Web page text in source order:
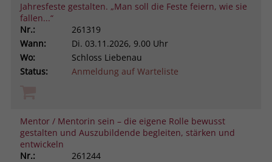
Jahresfeste gestalten. „Man soll die Feste feiern, wie sie
fallen...“
Nr.:
261319
Wann:
Di. 03.11.2026, 9.00 Uhr
Wo:
Schloss Liebenau
Status:
Anmeldung auf Warteliste
Mentor / Mentorin sein – die eigene Rolle bewusst
gestalten und Auszubildende begleiten, stärken und
entwickeln
Nr.:
261244